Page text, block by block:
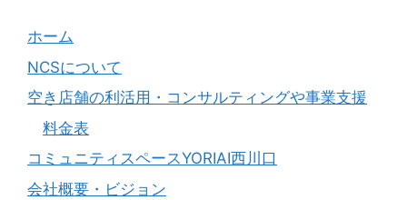
ホーム
NCSについて
空き店舗の利活用・コンサルティングや事業支援
料金表
コミュニティスペースYORIAI西川口
会社概要・ビジョン